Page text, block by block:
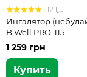
12
Ингалятор
B.Well PRO-115
1 259 грн
Купить